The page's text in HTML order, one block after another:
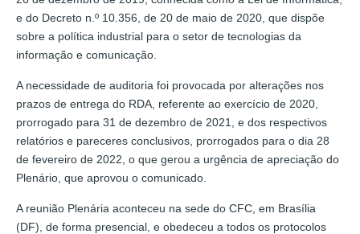
e do Decreto n.º 10.356, de 20 de maio de 2020, que dispõe
sobre a política industrial para o setor de tecnologias da
informação e comunicação.
A necessidade de auditoria foi provocada por alterações nos
prazos de entrega do RDA, referente ao exercício de 2020,
prorrogado para 31 de dezembro de 2021, e dos respectivos
relatórios e pareceres conclusivos, prorrogados para o dia 28
de fevereiro de 2022, o que gerou a urgência de apreciação do
Plenário, que aprovou o comunicado.
A reunião Plenária aconteceu na sede do CFC, em Brasília
(DF), de forma presencial, e obedeceu a todos os protocolos